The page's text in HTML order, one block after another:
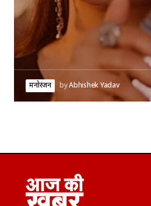
मनोरंजन byAbhishek Yadav